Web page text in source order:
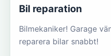
Bil reparation
Bilmekaniker! Garage
reparera bilar snabbt!